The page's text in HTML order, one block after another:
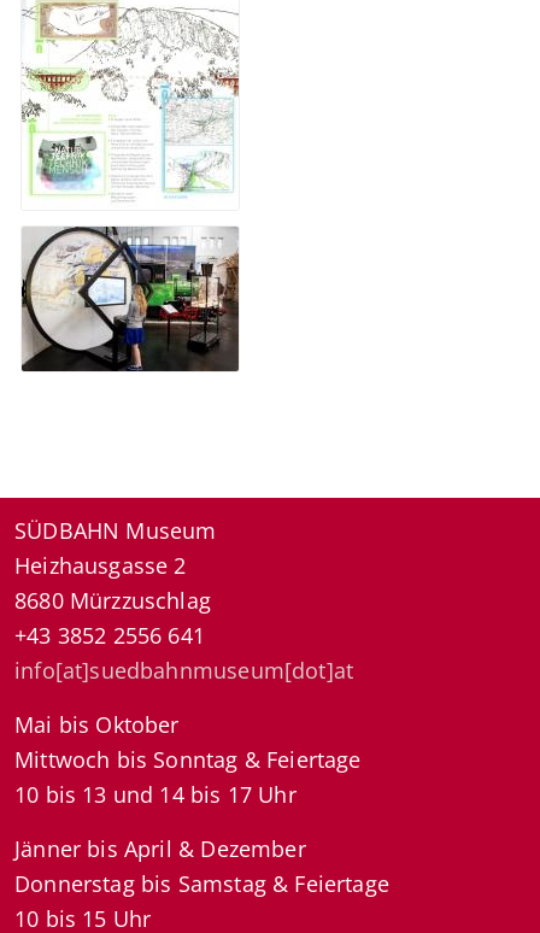
SÜDBAHN Museum
Heizhausgasse 2
8680 Mürzzuschlag
+43 3852 2556 641
info[at]suedbahnmuseum[dot]at
Mai bis Oktober
Mittwoch bis Sonntag & Feiertage
10 bis 13 und 14 bis 17 Uhr
Jänner bis April & Dezember
Donnerstag bis Samstag & Feiertage
10 bis 15 Uhr